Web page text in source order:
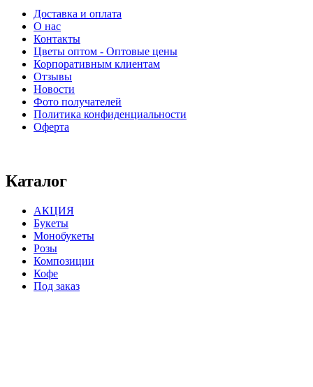
Доставка и оплата
О нас
Контакты
Цветы оптом - Оптовые цены
Корпоративным клиентам
Отзывы
Новости
Фото получателей
Политика конфиденциальности
Оферта
Каталог
АКЦИЯ
Букеты
Монобукеты
Розы
Композиции
Кофе
Под заказ